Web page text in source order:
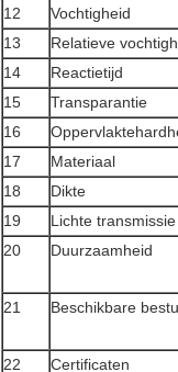
12
Vochtigheid
13
Relatieve
14
Reactietijd
15 Transparantie
16
17
Materiaal
18
Dikte
19
Lichte transmissie
20
Duurzaamheid
21
Beschikbare
22
Certificaten